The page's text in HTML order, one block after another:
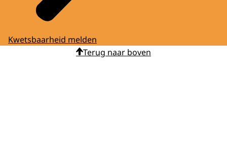
Kwetsbaarheid melden
Terug naar boven